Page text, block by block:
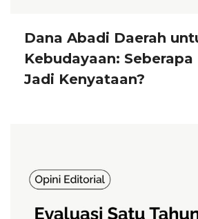
Dana Abadi Daerah
Kebudayaan:
Jadi Kenyataan?